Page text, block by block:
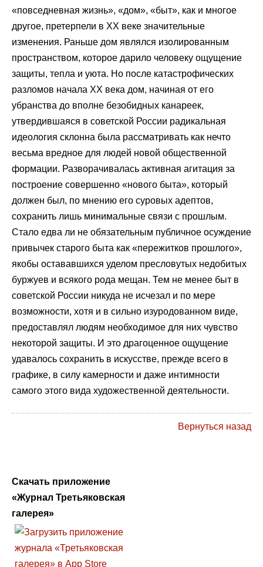
«повседневная жизнь», «дом», «быт», как и многое
другое, претерпели в ХХ веке значительные
изменения. Раньше дом являлся изолированным
пространством, которое дарило человеку ощущение
защиты, тепла и уюта. Но после катастрофических
разломов начала ХХ века дом, начиная от его
убранства до вполне безобидных канареек,
утвердившаяся в советской России радикальная
идеология склонна была рассматривать как нечто
весьма вредное для людей новой общественной
формации. Разворачивалась активная агитация за
построение совершенно «нового быта», который
должен был, по мнению его суровых адептов,
сохранить лишь минимальные связи с прошлым.
Стало едва ли не обязательным публичное осуждение
привычек старого быта как «пережитков прошлого»,
якобы остававшихся уделом пресловутых недобитых
буржуев и всякого рода мещан. Тем не менее быт в
советской России никуда не исчезал и по мере
возможности, хотя и в сильно изуродованном виде,
предоставлял людям необходимое для них чувство
некоторой защиты. И это драгоценное ощущение
удавалось сохранить в искусстве, прежде всего в
графике, в силу камерности и даже интимности
самого этого вида художественной деятельности.
Вернуться назад
Скачать приложение
«Журнал Третьяковская
галерея»